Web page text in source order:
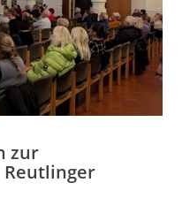
zur
Reutlinger